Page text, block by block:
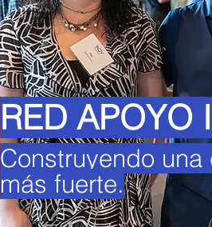
RED APOYO
Construyendo
más fuerte.